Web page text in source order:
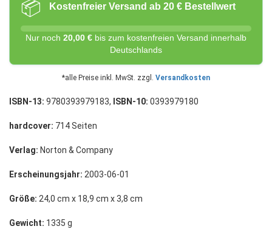
📦 Kostenfreier Versand ab 20 € Bestellwert
Nur noch 20,00 € bis zum kostenfreien Versand innerhalb
Deutschlands
*alle Preise inkl. MwSt. zzgl. Versandkosten
ISBN-13: 9780393979183, ISBN-10: 0393979180
hardcover: 714 Seiten
Verlag: Norton & Company
Erscheinungsjahr: 2003-06-01
Größe: 24,0 cm x 18,9 cm x 3,8 cm
Gewicht: 1335 g